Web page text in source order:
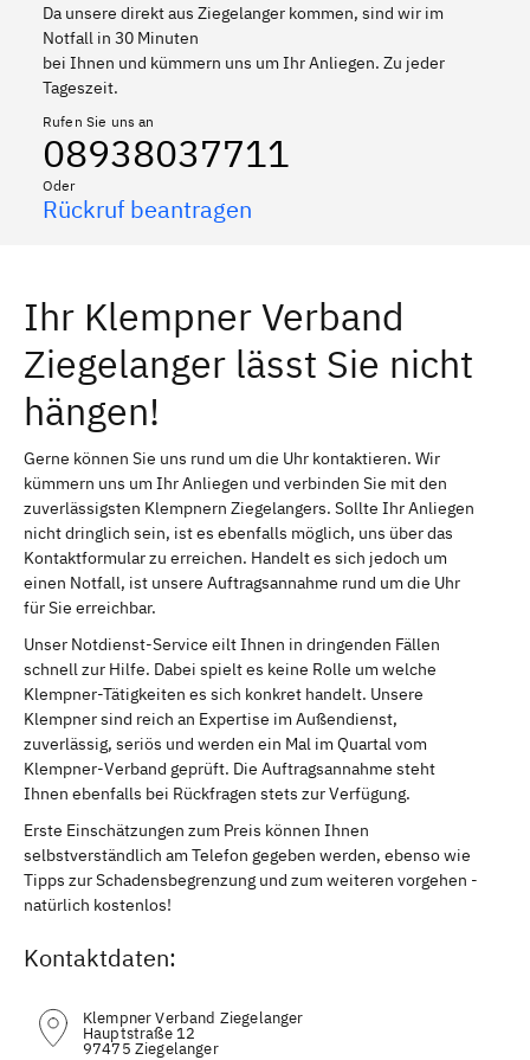
Da unsere direkt aus Ziegelanger kommen, sind wir im
Notfall in 30 Minuten
bei Ihnen und kümmern uns um Ihr Anliegen. Zu jeder
Tageszeit.
Rufen Sie uns an
08938037711
Oder
Rückruf beantragen
Ihr Klempner Verband
Ziegelanger lässt Sie nicht
hängen!
Gerne können Sie uns rund um die Uhr kontaktieren. Wir
kümmern uns um Ihr Anliegen und verbinden Sie mit den
zuverlässigsten Klempnern Ziegelangers. Sollte Ihr Anliegen
nicht dringlich sein, ist es ebenfalls möglich, uns über das
Kontaktformular zu erreichen. Handelt es sich jedoch um
einen Notfall, ist unsere Auftragsannahme rund um die Uhr
für Sie erreichbar.
Unser Notdienst-Service eilt Ihnen in dringenden Fällen
schnell zur Hilfe. Dabei spielt es keine Rolle um welche
Klempner-Tätigkeiten es sich konkret handelt. Unsere
Klempner sind reich an Expertise im Außendienst,
zuverlässig, seriös und werden ein Mal im Quartal vom
Klempner-Verband geprüft. Die Auftragsannahme steht
Ihnen ebenfalls bei Rückfragen stets zur Verfügung.
Erste Einschätzungen zum Preis können Ihnen
selbstverständlich am Telefon gegeben werden, ebenso wie
Tipps zur Schadensbegrenzung und zum weiteren vorgehen -
natürlich kostenlos!
Kontaktdaten:
Klempner Verband Ziegelanger
Hauptstraße 12
97475 Ziegelanger